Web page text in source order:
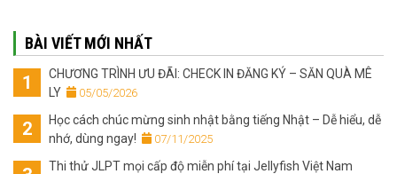
BÀI VIẾT MỚI NHẤT
CHƯƠNG TRÌNH ƯU ĐÃI: CHECK IN ĐĂNG KÝ – SĂN QUÀ MÊ
LY
05/05/2026
Học cách chúc mừng sinh nhật bằng tiếng Nhật – Dễ hiểu, dễ
nhớ, dùng ngay!
07/11/2025
Thi thử JLPT mọi cấp độ miễn phí tại Jellyfish Việt Nam